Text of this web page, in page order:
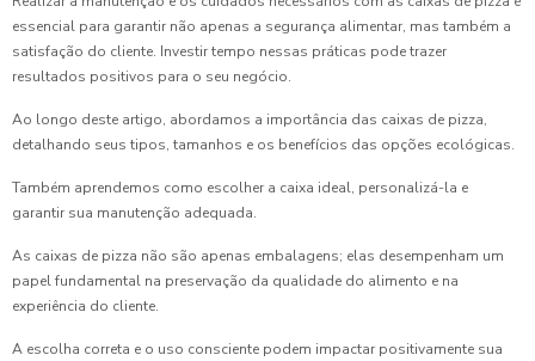
essencial para garantir não apenas a segurança alimentar, mas também a
satisfação do cliente. Investir tempo nessas práticas pode trazer
resultados positivos para o seu negócio.
Ao longo deste artigo, abordamos a importância das caixas de pizza,
detalhando seus tipos, tamanhos e os benefícios das opções ecológicas.
Também aprendemos como escolher a caixa ideal, personalizá-la e
garantir sua manutenção adequada.
As caixas de pizza não são apenas embalagens; elas desempenham um
papel fundamental na preservação da qualidade do alimento e na
experiência do cliente.
A escolha correta e o uso consciente podem impactar positivamente sua